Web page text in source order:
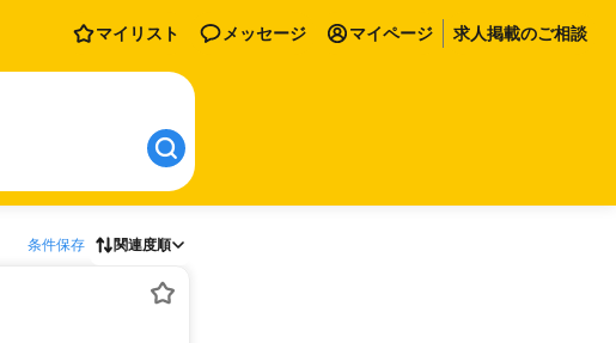
マイリスト メッセージ マイページ 求人掲載のご相談
条件保存 関連度順